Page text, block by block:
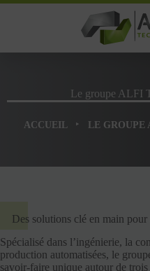
Passer
Le groupe ALFI
ACCUEIL ‣ LE
Des solutions clé en main
Spécialisé dans l’ingénierie, la
production automatisées, le
savoir-faire unique autour de trois